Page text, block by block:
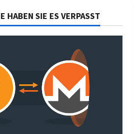
HABEN SIE ES VERPASST